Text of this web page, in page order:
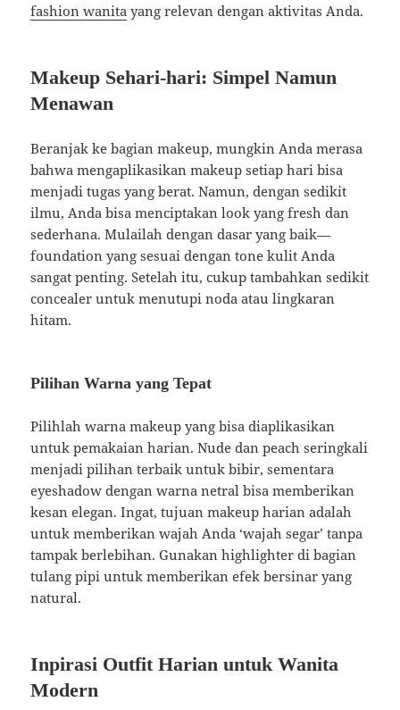
fashion wanita yang relevan dengan aktivitas Anda.
Makeup Sehari-hari: Simpel Namun
Menawan
Beranjak ke bagian makeup, mungkin Anda merasa
bahwa mengaplikasikan makeup setiap hari bisa
menjadi tugas yang berat. Namun, dengan sedikit
ilmu, Anda bisa menciptakan look yang fresh dan
sederhana. Mulailah dengan dasar yang baik—
foundation yang sesuai dengan tone kulit Anda
sangat penting. Setelah itu, cukup tambahkan sedikit
concealer untuk menutupi noda atau lingkaran
hitam.
Pilihan Warna yang Tepat
Pilihlah warna makeup yang bisa diaplikasikan
untuk pemakaian harian. Nude dan peach seringkali
menjadi pilihan terbaik untuk bibir, sementara
eyeshadow dengan warna netral bisa memberikan
kesan elegan. Ingat, tujuan makeup harian adalah
untuk memberikan wajah Anda ‘wajah segar’ tanpa
tampak berlebihan. Gunakan highlighter di bagian
tulang pipi untuk memberikan efek bersinar yang
natural.
Inpirasi Outfit Harian untuk Wanita
Modern